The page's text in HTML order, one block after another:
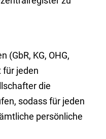
(GbR, KG, OHG,
für jeden
die
sodass für jeden
persönliche